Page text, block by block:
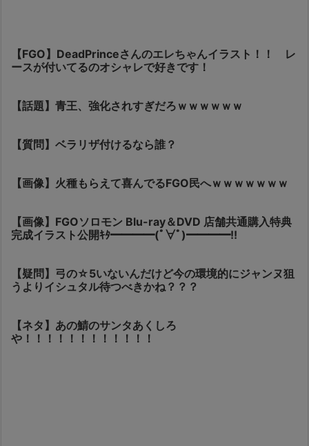
【FGO】DeadPrinceさんのエレちゃんイラスト！！ レ
ースが付いてるのオシャレで好きです！
【話題】青王、強化されすぎだろｗｗｗｗｗｗ
【質問】ベラリザ付けるなら誰？
【画像】火種もらえて喜んでるFGO民へｗｗｗｗｗｗｗ
【画像】FGOソロモン Blu-ray＆DVD 店舗共通購入特典
完成イラスト公開ｷﾀ━━━━(ﾟ∀ﾟ)━━━━!!
【疑問】弓の☆5いないんだけど今の環境的にジャンヌ狙
うよりイシュタル待つべきかね？？？
【ネタ】あの鯖のサンタあくしろ
や！！！！！！！！！！！！